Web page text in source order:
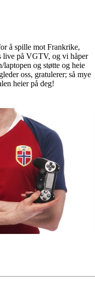
å spille mot Frankrike,
live på VGTV, og vi håper
og støtte og heie
oss, gratulerer; så mye
heier på deg!